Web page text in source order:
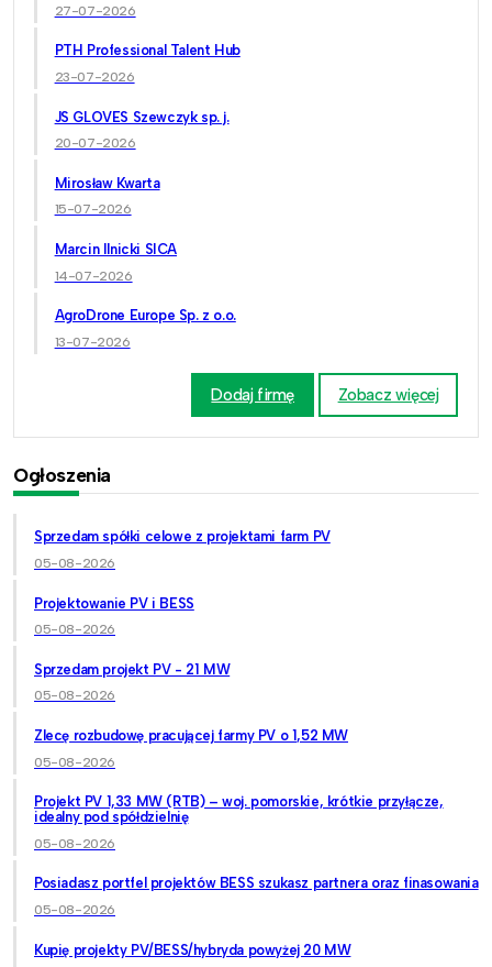
27-07-2026
PTH Professional Talent Hub
23-07-2026
JS GLOVES Szewczyk sp. j.
20-07-2026
Mirosław Kwarta
15-07-2026
Marcin Ilnicki SICA
14-07-2026
AgroDrone Europe Sp. z o.o.
13-07-2026
Dodaj firmę Zobacz więcej
Ogłoszenia
Sprzedam spółki celowe z projektami farm PV
05-08-2026
Projektowanie PV i BESS
05-08-2026
Sprzedam projekt PV - 21 MW
05-08-2026
Zlecę rozbudowę pracującej farmy PV o 1,52 MW
05-08-2026
Projekt PV 1,33 MW (RTB) – woj. pomorskie, krótkie przyłącze,
idealny pod spółdzielnię
05-08-2026
Posiadasz portfel projektów BESS szukasz partnera oraz finasowania
05-08-2026
Kupię projekty PV/BESS/hybryda powyżej 20 MW